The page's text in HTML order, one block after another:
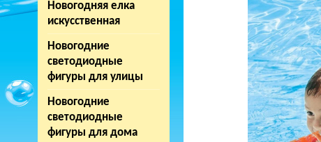
Новогодняя елка
искусственная
Новогодние
светодиодные
фигуры для улицы
Новогодние
светодиодные
фигуры для дома